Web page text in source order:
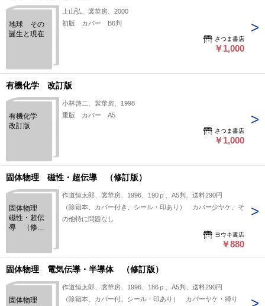
地球 その
誕生と現在
上山弘、裳華房、2000
初版 カバー B6判
さつま書店
￥1,000
有機化学 改訂版
有機化学
改訂版
小林啓二、裳華房、1998
重版 カバー A5
さつま書店
￥1,000
固体物理 磁性・超伝導 （修訂版）
固体物理
磁性・超伝
導 （修訂
作道恒太郎、裳華房、1996、190ｐ、A5判、送料290円
（除籍本、カバー付き、シール・印あり） カバー少ヤケ、そ
の他特に問題なし
ヨウキ書店
￥880
固体物理 電気伝導・半導体 （修訂版）
固体物理
作道恒太郎、裳華房、1996、186ｐ、A5判、送料290円
（除籍本、カバー付、シール・印あり） カバーヤケ・縛り